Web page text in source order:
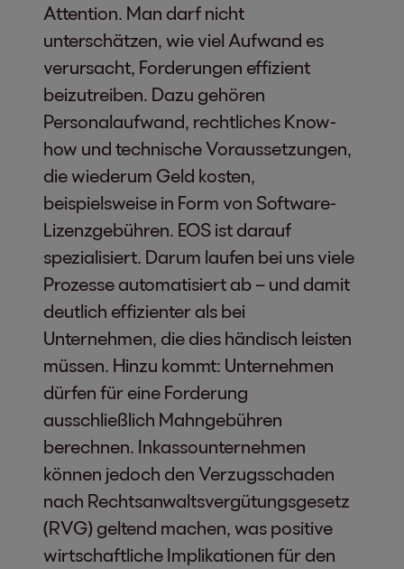
Attention. Man darf nicht
unterschätzen, wie viel Aufwand es
verursacht, Forderungen effizient
beizutreiben. Dazu gehören
Personalaufwand, rechtliches Know-
how und technische Voraussetzungen,
die wiederum Geld kosten,
beispielsweise in Form von Software-
Lizenzgebühren. EOS ist darauf
spezialisiert. Darum laufen bei uns viele
Prozesse automatisiert ab – und damit
deutlich effizienter als bei
Unternehmen, die dies händisch leisten
müssen. Hinzu kommt: Unternehmen
dürfen für eine Forderung
ausschließlich Mahngebühren
berechnen. Inkassounternehmen
können jedoch den Verzugsschaden
nach Rechtsanwaltsvergütungsgesetz
(RVG) geltend machen, was positive
wirtschaftliche Implikationen für den